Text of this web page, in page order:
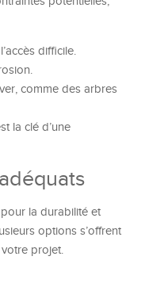
difficile.
comme des arbres
la clé d’une
la durabilité et
options s’offrent
projet.